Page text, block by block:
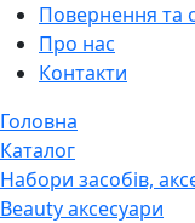
Повернення та
Про нас
Контакти
Головна
Каталог
Набори засобів,
Beauty аксесуари